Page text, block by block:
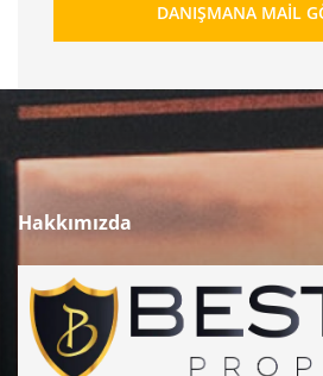
DANIŞMANA MAIL
Hakkımızda